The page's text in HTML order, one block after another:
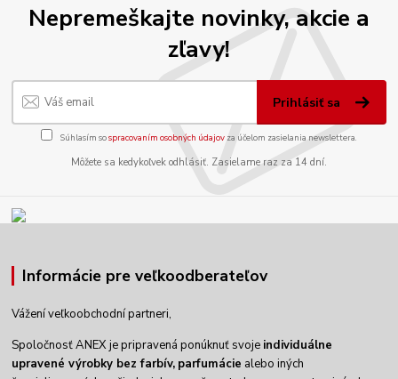
Nepremeškajte novinky, akcie a
zľavy!
Prihlásiť sa
Súhlasím sospracovaním osobných údajov za účelom zasielania newslettera.
Môžete sa kedykoľvek odhlásiť. Zasielame raz za 14 dní.
Informácie pre veľkoodberateľov
Vážení veľkoobchodní partneri,
Spoločnosť ANEX je pripravená ponúknuť svoje individuálne
upravené výrobky bez farbív, parfumácie alebo iných